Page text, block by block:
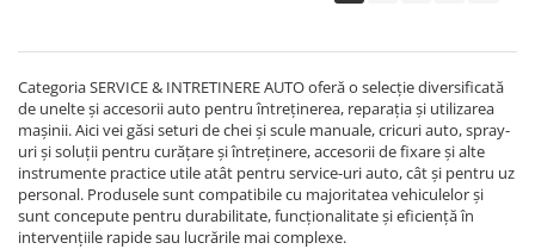
CategoriaSERVICE & INTRETINERE AUTO oferă o selecție diversificată
de unelte și accesorii auto pentru întreținerea, reparația și utilizarea
mașinii. Aici vei găsi seturi de chei și scule manuale, cricuri auto, spray-
uri și soluții pentru curățare și întreținere, accesorii de fixare și alte
instrumente practice utile atât pentru service-uri auto, cât și pentru uz
personal. Produsele sunt compatibile cu majoritatea vehiculelor și
sunt concepute pentru durabilitate, funcționalitate și eficiență în
intervențiile rapide sau lucrările mai complexe.